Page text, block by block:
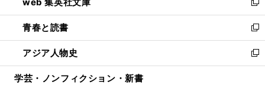
ド
ウ
で
開
く
ィ
ン
ド
ウ
で
開
い
ウ
ィ
ン
ド
ウ
新
し
い
ウ
ィ
ン
青春と読書
新
し
い
ウ
アジア人物史
新
し
学芸・ノンフィクション・新書